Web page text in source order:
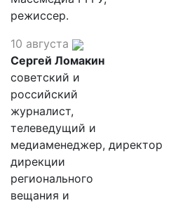
режиссер.
10 августа
Сергей Ломакин
советский и
российский
журналист,
телеведущий и
медиаменеджер, директор
дирекции
регионального
вещания и